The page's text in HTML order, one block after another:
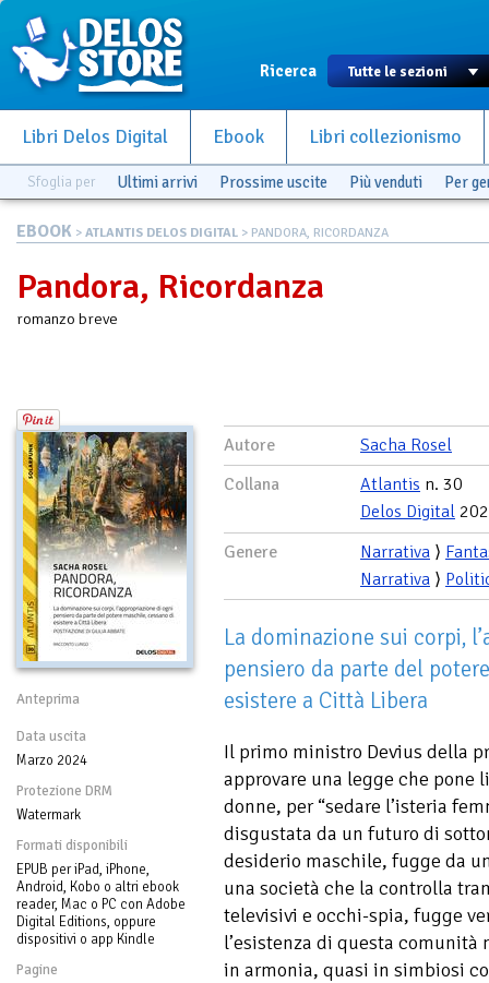
Ricerca
Libri Delos Digital Ebook Libri collezionismo
Sfoglia per Ultimi arrivi Prossime uscite Più venduti Per
EBOOK > ATLANTIS DELOS DIGITAL > PANDORA, RICORDANZA
Pandora, Ricordanza
romanzo breve
Anteprima
Data uscita
Marzo 2024
Protezione DRM
Watermark
Formati disponibili
EPUB per iPad, iPhone,
Android, Kobo o altri ebook
reader, Mac o PC con Adobe
Digital Editions, oppure
dispositivi o app Kindle
Pagine
Autore
Sacha Rosel
Collana
Atlantis n. 30
Delos Digital
Genere
Narrativa ⟩
Narrativa ⟩
La dominazione sui corpi,
pensiero da parte del
esistere a Città Libera
Il primo ministro Devius della
approvare una legge che
donne, per “sedare l’isteria
disgustata da un futuro di
desiderio maschile, fugge da
una società che la controlla
televisivi e occhi-spia, fugge
l’esistenza di questa
in armonia, quasi in simbiosi